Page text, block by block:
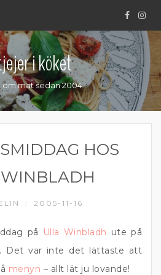
.
i köket
mat sedan 2004
HOS
2005-11-16
på Ulla Winbladh ute på
Det var inte det lättaste att
menyn – allt lät ju lovande!